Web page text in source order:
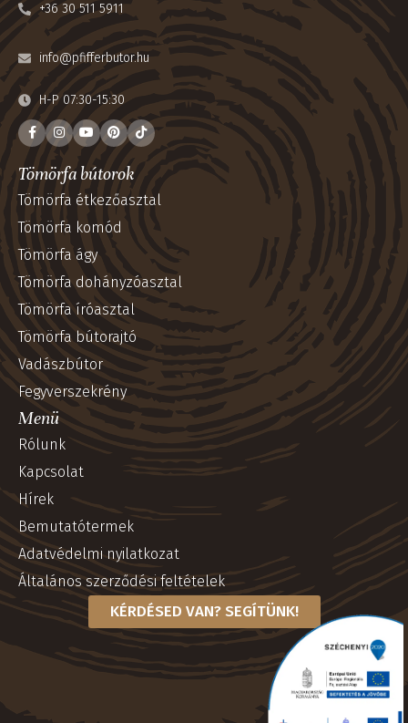
+36 30 511 5911
info@pfifferbutor.hu
H-P 07:30-15:30
Tömörfa bútorok
Tömörfa étkezőasztal
Tömörfa komód
Tömörfa ágy
Tömörfa dohányzóasztal
Tömörfa íróasztal
Tömörfa bútorajtó
Vadászbútor
Fegyverszekrény
Menü
Rólunk
Kapcsolat
Hírek
Bemutatótermek
Adatvédelmi nyilatkozat
Általános szerződési feltételek
KÉRDÉSED VAN? SEGÍTÜNK!